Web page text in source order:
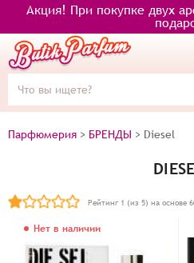
Акция! При покупке двух
Парфюмерия > БРЕНДЫ > Diesel
Рейтинг 1 (из 5) на основе
Нет в наличии